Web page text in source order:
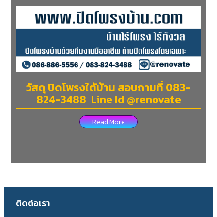
วัสดุ ปิดโพรงใต้บ้าน สอบถามที่ 083-
824-3488 Line Id @renovate
Read More
ติดต่อเรา